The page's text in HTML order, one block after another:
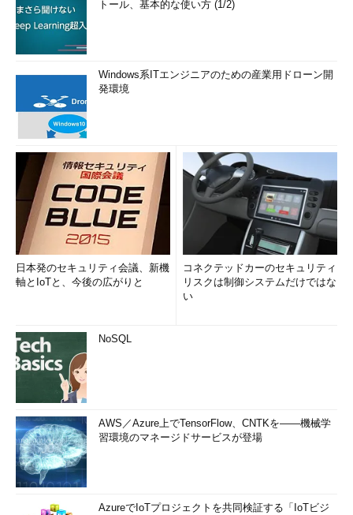
トール、基本的な使い方 (1/2)
Windows系ITエンジニアのための産業用ドローン開
発環境
日本発のセキュリティ会議、新機
軸とIoTと、今後の広がりと
コネクテッドカーのセキュリティ
リスクは制御システムだけではな
い
NoSQL
AWS／Azure上でTensorFlow、CNTKを――機械学
習環境のマネージドサービスが登場
AzureでIoTプロジェクトを共同検証する「IoTビジ